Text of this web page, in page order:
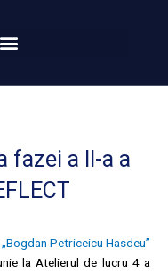
fazei a II-a a
Petriceicu Hasdeu”
la Atelierul de lucru 4 a